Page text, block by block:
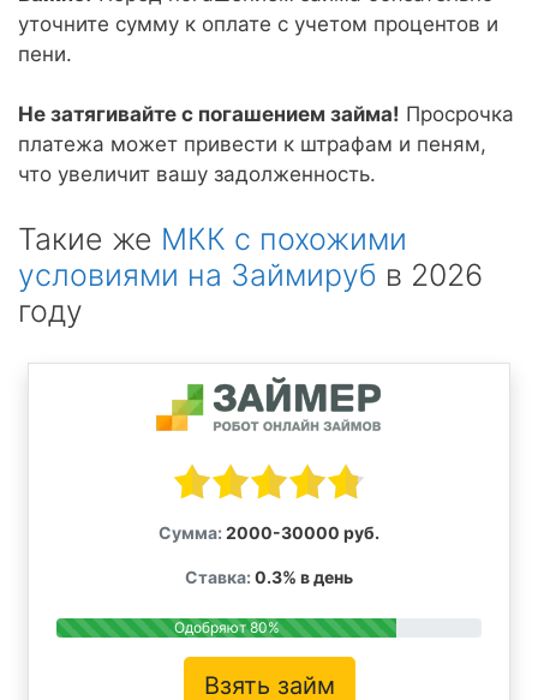
уточните сумму к оплате с учетом процентов и
пени.
Не затягивайте с погашением займа! Просрочка
платежа может привести к штрафам и пеням,
что увеличит вашу задолженность.
Такие же МКК с похожими
условиями на Займируб в 2026
году
Сумма: 2000-30000 руб.
Ставка: 0.3% в день
Одобряют 80%
Взять займ